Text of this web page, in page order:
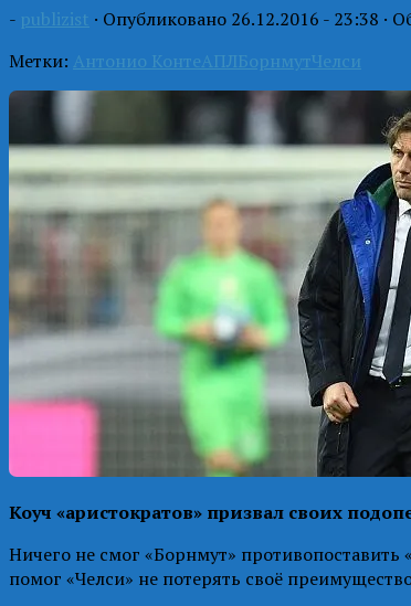
- publizist · Опубликовано 26.12.2016 - 23:38 ·
Метки: Антонио КонтеАПЛБорнмутЧелси
Коуч «аристократов» призвал своих
Ничего не смог «Борнмут»
помог «Челси» не потерять своё